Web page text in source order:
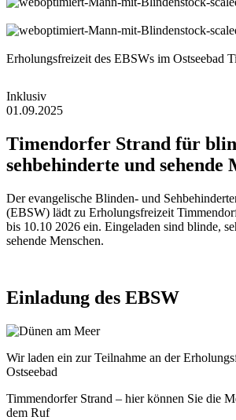
Erholungsfreizeit des EBSWs im Ostseebad
Inklusiv
01.09.2025
Timendorfer Strand für
sehbehinderte und sehende
Der evangelische Blinden- und
(EBSW) lädt zu Erholungsfreizeit
bis 10.10 2026 ein. Eingeladen sind blinde,
sehende Menschen.
Einladung des EBSW
Wir laden ein zur Teilnahme an der
Ostseebad
Timmendorfer Strand – hier können Sie die
dem Ruf